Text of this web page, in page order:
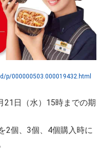
p/000000503.000019432.html
21日（水）15時までの期
2個、3個、4個購入時に